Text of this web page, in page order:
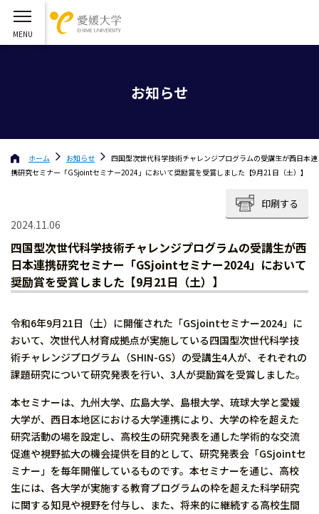
お知らせ
ホーム お知らせ
四国型次世代科学技術チャレンジプログラムの受講生が西日本連
携研究セミナー「GSjointセミナー2024」において奨励賞を受賞しました【9月21日（土）】
印刷する
2024.11.06
四国型次世代科学技術チャレンジプログラムの受講生が西
日本連携研究セミナー「GSjointセミナー2024」において
奨励賞を受賞しました【9月21日（土）】
令和6年9月21日（土）に開催された「GSjointセミナー2024」に
おいて、次世代人材育成拠点が実施している四国型次世代科学技
術チャレンジプログラム（SHIN-GS）の受講生4人が、それぞれの
課題研究について研究発表を行い、3人が奨励賞を受賞しました。
本セミナーは、九州大学、広島大学、島根大学、琉球大学と愛媛
大学が、西日本地区における大学連携により、大学の枠を超えた
研究活動の場を設定し、高校生の研究発表を通した学術的な交流
促進や視野拡大の機会提供を目的として、研究発表会「GSjointセ
ミナー」を毎年開催しているものです。本セミナーを通じ、高校
生には、各大学が実施する教育プログラムの枠を超えた科学研究
に関する知見や視野を付与し、また、将来的に継続する高校生間